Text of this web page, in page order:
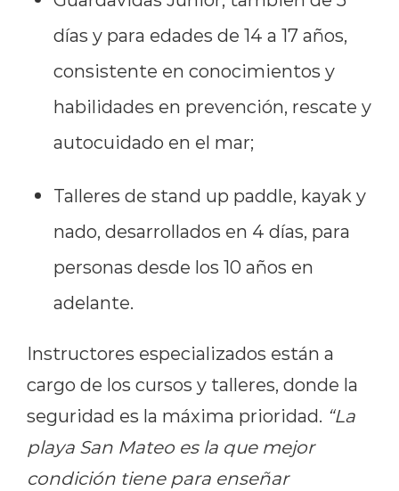
días y para edades de 14 a 17 años,
consistente en conocimientos y
habilidades en prevención, rescate y
autocuidado en el mar;
Talleres de stand up paddle, kayak y
nado, desarrollados en 4 días, para
personas desde los 10 años en
adelante.
Instructores especializados están a
cargo de los cursos y talleres, donde la
seguridad es la máxima prioridad. “La
playa San Mateo es la que mejor
condición tiene para enseñar